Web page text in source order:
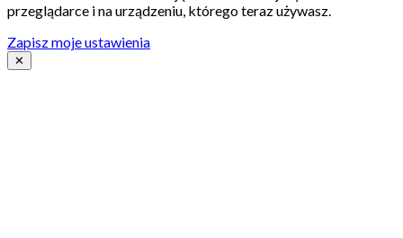
przeglądarce i na urządzeniu, którego teraz używasz.
Zapisz moje ustawienia
✕